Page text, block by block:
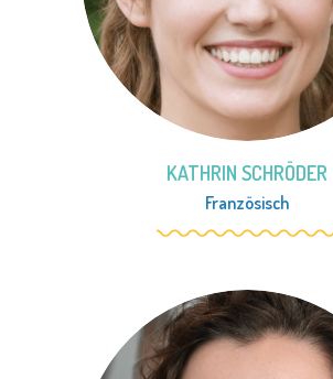
KATHRIN SCHRÖDER
Französisch